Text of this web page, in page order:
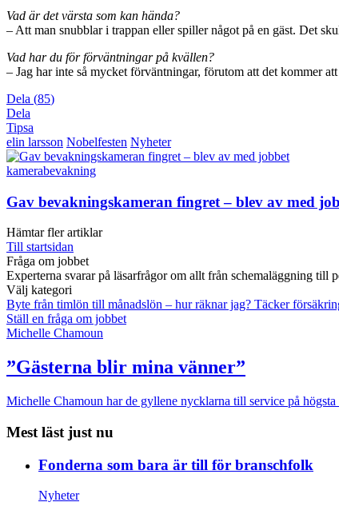
Vad är det värsta som kan hända?
– Att man snubblar i trappan eller spiller något på en gäst. Det
Vad har du för förväntningar på kvällen?
– Jag har inte så mycket förväntningar, förutom att det kommer
Dela (85)
Dela
Tipsa
elin larsson Nobelfesten Nyheter
kamerabevakning
Gav bevakningskameran fingret – blev av med
Hämtar fler artiklar
Till startsidan
Fråga om jobbet
Experterna svarar på läsarfrågor om allt från schemaläggning till
Välj kategori
Byte från timlön till månadslön – hur räknar jag? Täcker
Ställ en fråga om jobbet
Michelle Chamoun
”Gästerna blir mina vänner”
Michelle Chamoun har de gyllene nycklarna till service på
Mest läst just nu
Fonderna som bara är till för branschfolk
Nyheter